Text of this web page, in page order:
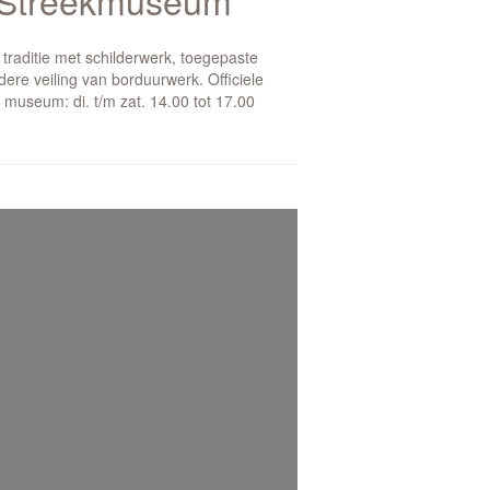
met schilderwerk, toegepaste
veiling van borduurwerk. Officiele
di. t/m zat. 14.00 tot 17.00